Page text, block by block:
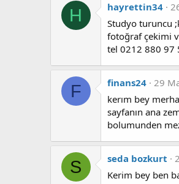
H hayrettin34
Studyo turuncu
fotoğraf çekimi
tel 0212 880 97
F finans24 29
kerım bey
sayfanın ana
bolumunden
S seda bozkurt
Kerim bey ben